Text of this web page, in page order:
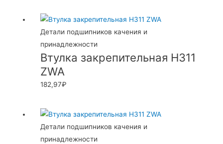
Детали подшипников качения и
принадлежности
Втулка закрепительная H311
ZWA
182,97₽
Детали подшипников качения и
принадлежности